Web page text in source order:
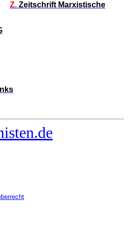
Z. Zeitschrift Marxistische